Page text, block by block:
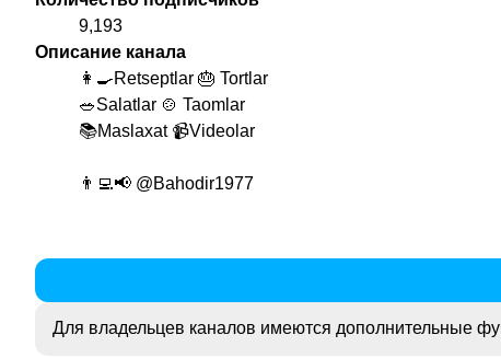
9,193
Описание канала
👩‍🍳Retseptlar 🎂 Tortlar
🥗Salatlar 🍲 Taomlar
📚Maslaxat 📹Videolar
👨‍💻📢 @Bahodir1977
Для владельцев каналов имеются дополнительные